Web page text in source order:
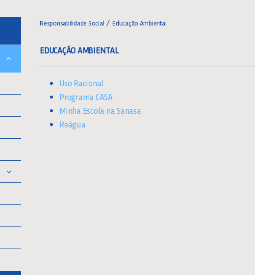
Responsabilidade Social Educação Ambiental
EDUCAÇÃO AMBIENTAL
Uso Racional
Programa CASA
Minha Escola na Sanasa
Reágua